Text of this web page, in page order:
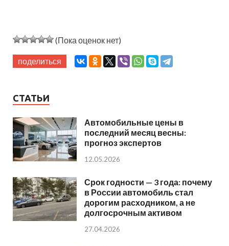
(Пока оценок нет)
поделиться
СТАТЬИ
Автомобильные цены в
последний месяц весны:
прогноз экспертов
12.05.2026
Срок годности — 3 года: почему
в России автомобиль стал
дорогим расходником, а не
долгосрочным активом
27.04.2026